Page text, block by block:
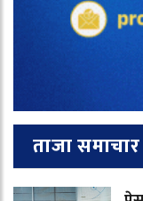
ताजा समाचार